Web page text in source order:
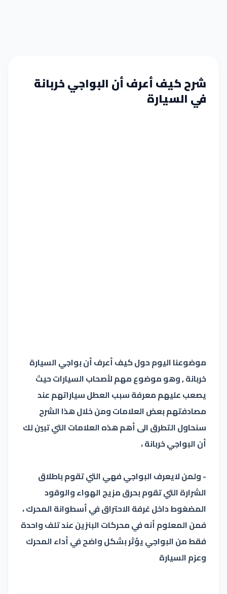
شرح كيف أعرف أن البواجي خربانة
في السيارة
موضوعنا اليوم حول كيف أعرف أن بواجي السيارة
خربانة , وهو موضوع مهم لأصحاب السيارات حيث
يصعب عليهم معرفة سبب العطل سياراتهم عند
مصادفتهم بعض العلامات ومن خلال هذا الشرح
سنحاول التطرق الى أهم هذه العلامات التي تبين لك
أن البواجي خربانة ،
- ولمن لايعرف البواجي فهي التي تقوم باطلاق
الشرارة التي تقوم بحرق مزيج الهواء والوقود
المضغوط داخل غرفة الاحتراق في أسطوانة المحرك ،
فمن المعلوم أنه في محركات البنزين عند تلف واحدة
فقط من البواجي يؤثر بشكل واضح في أداء المحرك
وعزم السيارة